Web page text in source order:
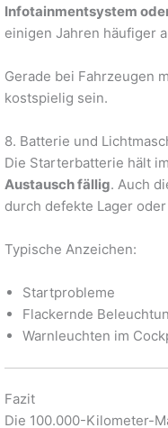
Infotainmentsystem
einigen Jahren häufiger
Gerade bei Fahrzeugen
kostspielig sein.
8. Batterie und
Die Starterbatterie hält
Austausch fällig. Auch
durch defekte Lager oder
Typische Anzeichen:
Startprobleme
Flackernde
Warnleuchten im
Fazit
Die 100.000-Kilometer-